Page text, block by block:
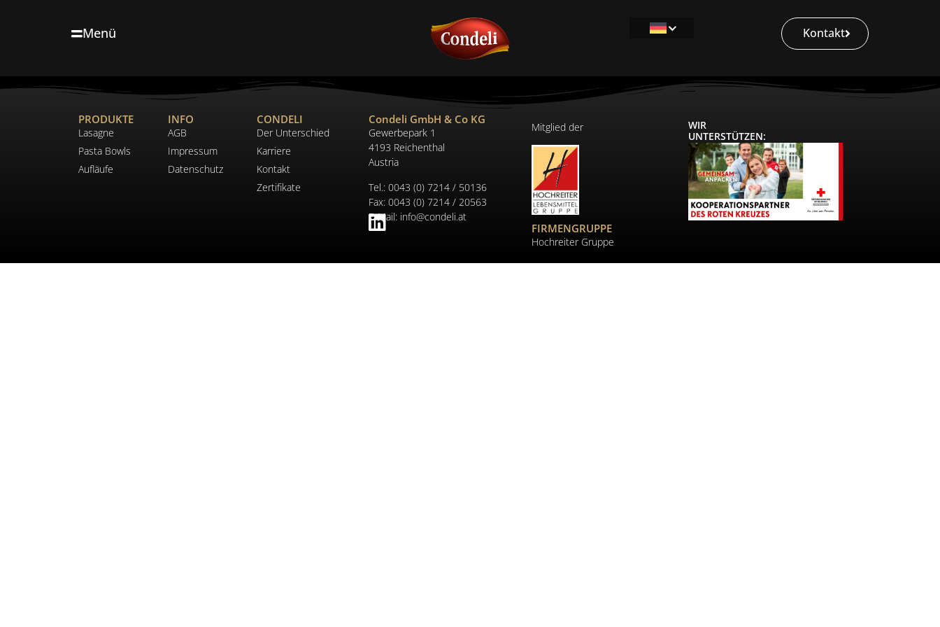
Menü Kontakt
PRODUKTE
Lasagne
Pasta Bowls
Aufläufe
INFO
AGB
Impressum
Datenschutz
CONDELI
Der Unterschied
Karriere
Kontakt
Zertifikate
Condeli GmbH & Co KG
Gewerbepark 1
4193 Reichenthal
Austria
Tel.: 0043 (0) 7214 / 50136
Fax: 0043 (0) 7214 / 20563
E-Mail: info@condeli.at
Mitglied der
FIRMENGRUPPE
Hochreiter Gruppe
WIR
UNTERSTÜTZEN: